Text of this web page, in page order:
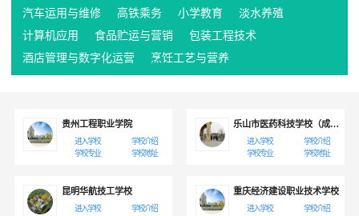
集体、奥林匹克教育示范校、北
京市职业教育先进单位、北京市
职业教育教学研究基地、海淀区
结一心、通力协作，为打造北京
市乃至全国职业教育的知名品牌
而不懈努力！...
与关心下，经过数十年的发展，
力量雄厚的师资队伍，其专业教
学水平在国内堪称一流；他们当
中的一些人曾在国内外重大音乐
佼者。由中央音乐学院附中各专
业教研室编写的教材、制订的教
学大纲，受到国内同行及专家们
所采用。从建校至今，中央音乐
学院附中已培养出合格毕业生近
汽车运用与维修
高铁乘务 小学教育
淡水养殖
计算机应用
食品贮运与营销
包装工程技术
酒店管理与数字化运营
烹饪工艺与营养
贵州工程职业学院
进入学校
学校介绍
学校专业
学校地址
乐山市医药科技学校（成都校区）
进入学校
学校介绍
学校专业
学校地址
昆明华航技工学校
进入学校
学校介绍
重庆经济建设职业技术学校
进入学校
学校介绍